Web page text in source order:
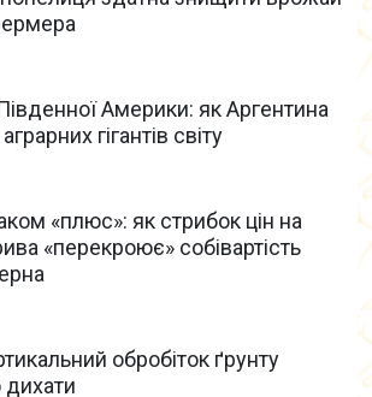
Америки: як Аргентина
гігантів світу
«плюс»: як стрибок цін на
«перекроює» собівартість
обробіток ґрунту